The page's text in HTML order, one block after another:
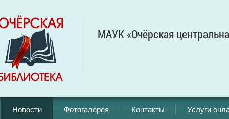
МАУК «Очёрская
Новости Фотогалерея Контакты Услуги